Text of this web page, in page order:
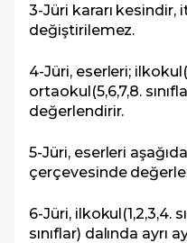
3-Jüri kararı kesindir,
değiştirilemez.
4-Jüri, eserleri;
ortaokul(5,6,7,8.
değerlendirir.
5-Jüri, eserleri
çerçevesinde
6-Jüri, ilkokul(1,2,3,4.
sınıflar) dalında ayrı